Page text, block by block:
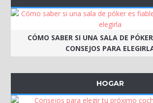
CÓMO SABER SI UNA SALA DE
CONSEJOS PARA
HOGAR